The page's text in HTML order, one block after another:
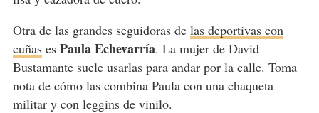
Otra de las grandes seguidoras de las deportivas con
cuñases Paula Echevarría. La mujer de David
Bustamante suele usarlas para andar por la calle. Toma
nota de cómo las combina Paula con una chaqueta
militar y con leggins de vinilo.